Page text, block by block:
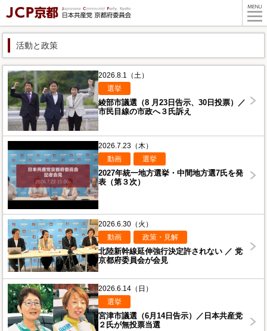
活動と政策
2026.8.1（土）
選挙
綾部市議選（8 月23日告示、30日投票）／
市民目線の市政へ３氏訴え
2026.7.23（木）
動画
選挙
2027年統一地方選挙・中間地方選7氏を発
表（第３次）
2026.6.30（火）
動画
政策・見解
北陸新幹線延伸強行決定許されない ／ 党
京都府委員会が会見
2026.6.14（日）
選挙
宮津市議選（6月14日告示）／日本共産党
２氏が無投票当選